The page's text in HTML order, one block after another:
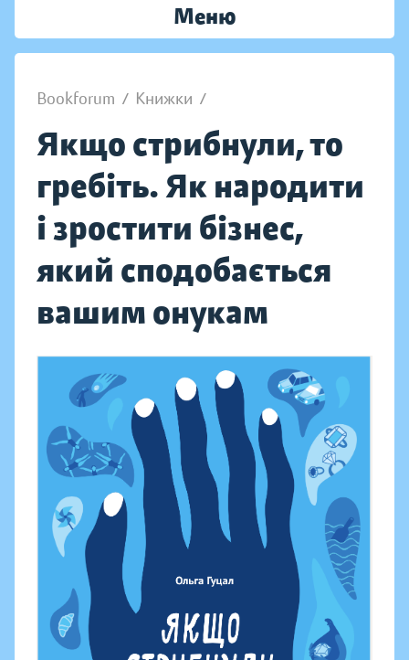
Меню
Bookforum / Книжки /
Якщо стрибнули, то
гребіть. Як народити
і зростити бізнес,
який сподобається
вашим онукам